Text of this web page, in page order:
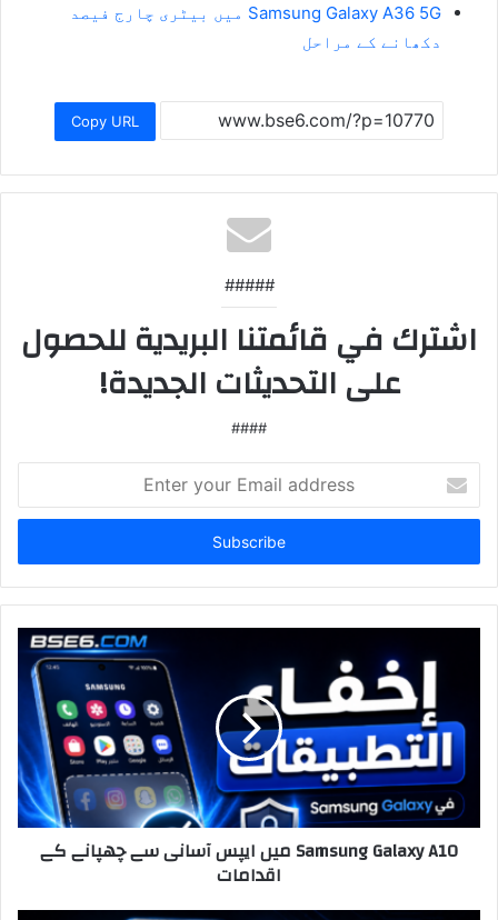
Samsung Galaxy A36 5G میں بیٹری چارج فیصد
دکھانے کے مراحل
Copy URL
#####
اشترك في قائمتنا البريدية للحصول
على التحديثات الجديدة!
####
your
Email
Samsung Galaxy A10 میں ایپس آسانی سے چھپانے کے
اقدامات